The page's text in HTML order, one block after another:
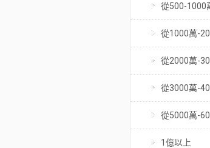
從500-1000
從1000萬-
從2000萬-
從3000萬-
從5000萬-
1億以上